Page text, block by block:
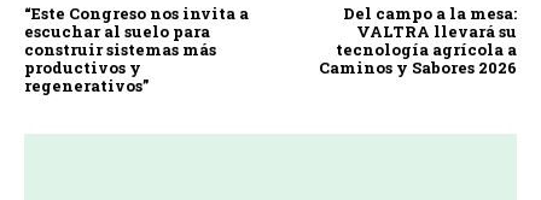
“Este Congreso nos invita a
escuchar al suelo para
construir sistemas más
productivos y
regenerativos”
Del campo a la mesa:
VALTRA llevará su
tecnología agrícola a
Caminos y Sabores 2026